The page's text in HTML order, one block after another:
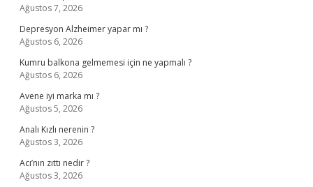
Ağustos 7, 2026
Depresyon Alzheimer yapar mı ?
Ağustos 6, 2026
Kumru balkona gelmemesi için ne yapmalı ?
Ağustos 6, 2026
Avene iyi marka mı ?
Ağustos 5, 2026
Analı Kızlı nerenin ?
Ağustos 3, 2026
Acı’nın zıttı nedir ?
Ağustos 3, 2026